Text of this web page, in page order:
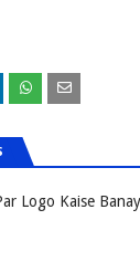
Logo Kaise